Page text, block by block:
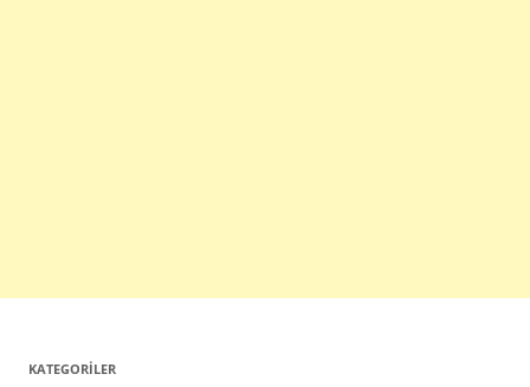
KATEGORILER